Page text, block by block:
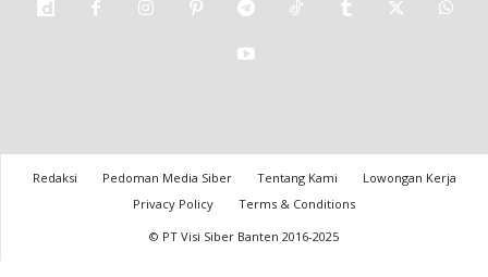
Redaksi Pedoman Media Siber Tentang Kami
Lowongan Kerja
Privacy Policy
Terms & Conditions
© PT Visi Siber Banten 2016-2025